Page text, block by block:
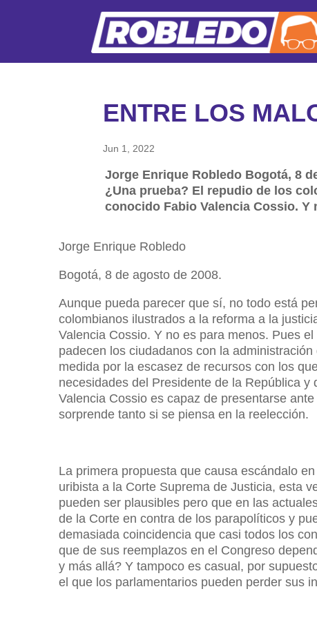
ENTRE LOS
Jun 1, 2022
Jorge Enrique Robledo Bogotá, 8
¿Una prueba? El repudio de los
conocido Fabio Valencia Cossio.
Jorge Enrique Robledo
Bogotá, 8 de agosto de 2008.
Aunque pueda parecer que sí, no todo está
colombianos ilustrados a la reforma a la
Valencia Cossio. Y no es para menos. Pues
padecen los ciudadanos con la
medida por la escasez de recursos con los
necesidades del Presidente de la República
Valencia Cossio es capaz de presentarse
sorprende tanto si se piensa en la reelección.
La primera propuesta que causa escándalo
uribista a la Corte Suprema de Justicia, esta
pueden ser plausibles pero que en las
de la Corte en contra de los parapolíticos y
demasiada coincidencia que casi todos los
que de sus reemplazos en el Congreso
y más allá? Y tampoco es casual, por
el que los parlamentarios pueden perder sus